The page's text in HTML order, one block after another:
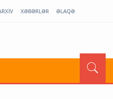
XƏBƏRLƏR ƏLAQƏ